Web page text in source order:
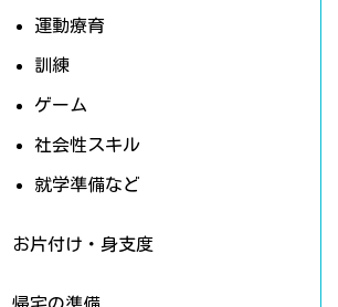
運動療育
訓練
ゲーム
社会性スキル
就学準備など
お片付け・身支度